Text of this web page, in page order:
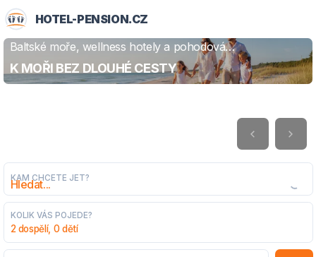
HOTEL-PENSION.CZ
Baltské moře, wellness hotely a pohodová
dovolená
K MOŘI BEZ DLOUHÉ CESTY
ZJISTIT VÍCE
KAM CHCETE JET?
KOLIK VÁS POJEDE?
2 dospělí, 0 dětí